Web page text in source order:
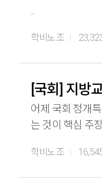
학비노조
[국회] 지방
어제 국회 정개
는 것이 핵심 주장이었습니다. 진보진영의 주장은 1) 지
같습니다. 새누
학비노조